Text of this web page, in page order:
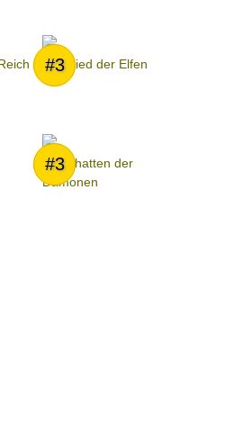
#3
Das Lied der Elfen
#3
Im Schatten der
Dämonen